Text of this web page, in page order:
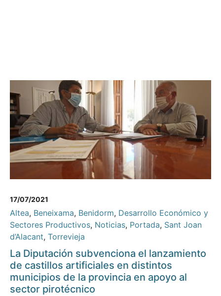
17/07/2021
Altea, Beneixama, Benidorm, Desarrollo Económico y
Sectores Productivos, Noticias, Portada, Sant Joan
d’Alacant, Torrevieja
La Diputación subvenciona el lanzamiento
de castillos artificiales en distintos
municipios de la provincia en apoyo al
sector pirotécnico